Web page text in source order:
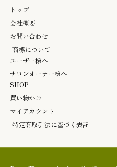
トップ
会社概要
お問い合わせ
商標について
ユーザー様へ
サロンオーナー様へ
SHOP
買い物かご
マイアカウント
特定商取引法に基づく表記